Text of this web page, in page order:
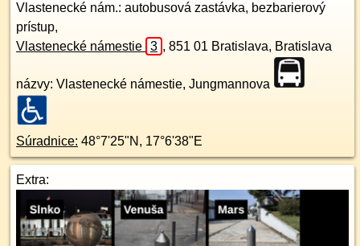
Vlastenecké nám.: autobusová zastávka, bezbarierový
prístup,
Vlastenecké námestie 3 , 851 01 Bratislava, Bratislava
názvy: Vlastenecké námestie, Jungmannova
Súradnice: 48°7'25"N , 17°6'38"E
Extra: